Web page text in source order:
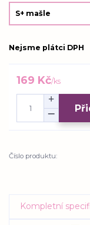
Nejsme plátci DPH
169 Kč/ks
Číslo produktu:
Kompletní